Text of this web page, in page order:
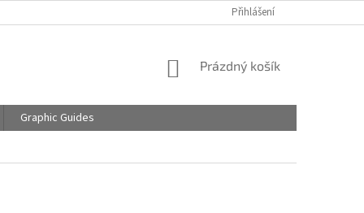
Přihlášení
NÁKUPNÍ
Prázdný košík
Graphic Guides